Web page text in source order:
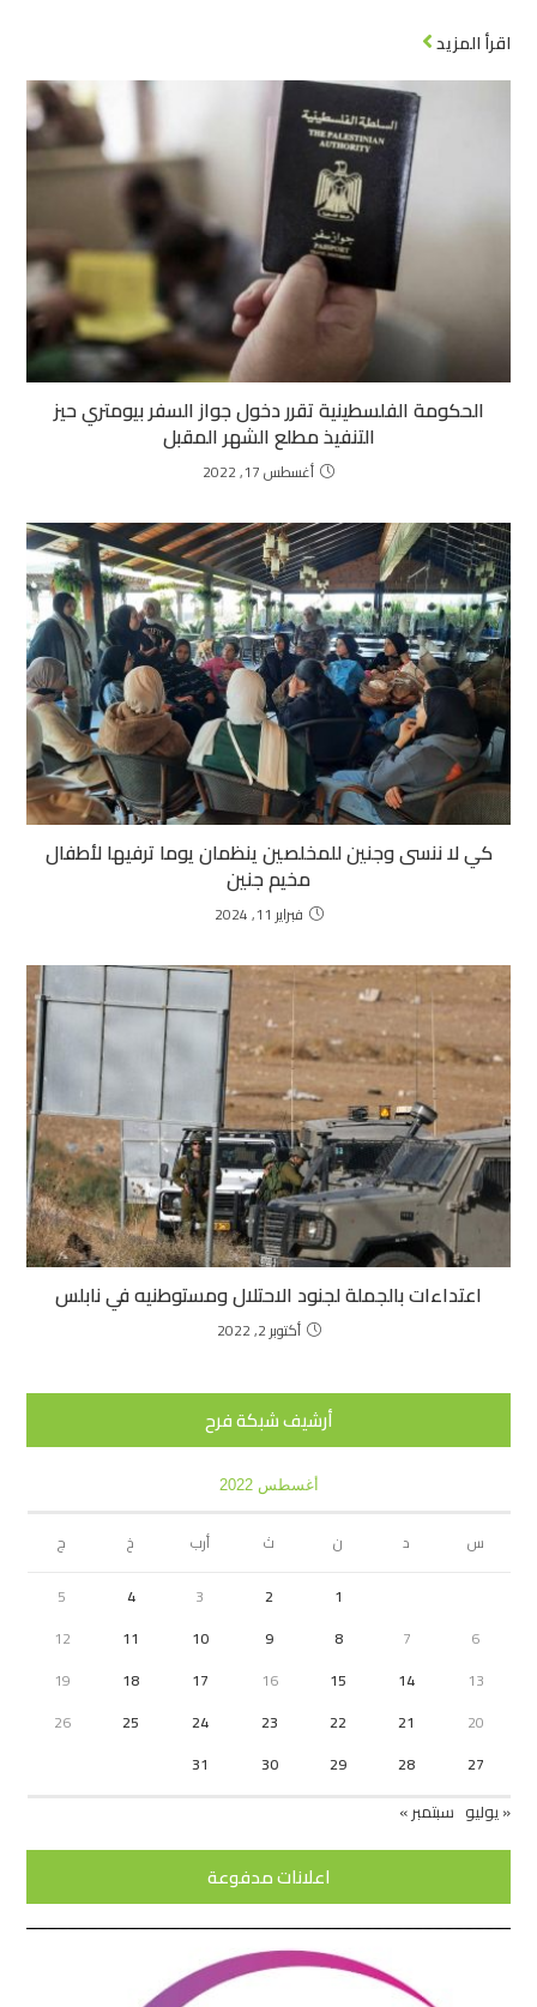
اقرأ المزيد
الحكومة الفلسطينية تقرر دخول جواز السفر بيومتري حيز
التنفيذ مطلع الشهر المقبل
أغسطس 17, 2022
كي لا ننسى وجنين للمخلصين ينظمان يوما ترفيها لأطفال
مخيم جنين
فبراير 11, 2024
اعتداءات بالجملة لجنود الاحتلال ومستوطنيه في نابلس
أكتوبر 2, 2022
أرشيف شبكة فرح
أغسطس 2022
س د ن ث أرب خ
ج
1
2
3
4
5
6
7
8
9
10
11
12
13
14
15
16
17
18
19
20
21
22
23
24
25
26
27
28
29
30
31
« يوليو سبتمبر »
اعلانات مدفوعة